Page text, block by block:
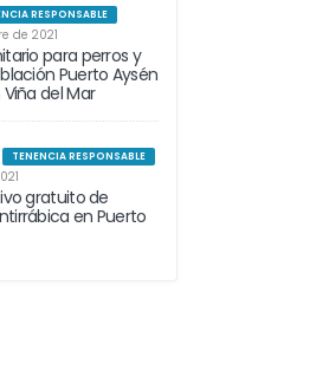
RESPONSABLE
de 2021
para perros y
Puerto Aysén
del Mar
TENENCIA RESPONSABLE
gratuito de
en Puerto